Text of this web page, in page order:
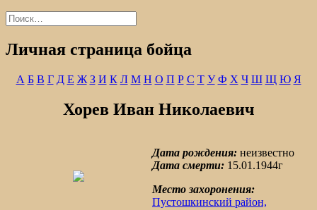
Найти:
Личная страница бойца
А Б В Г Д Е Ж З И К Л М Н О П Р С Т У Ф Х Ч Ш Щ Ю Я
Хорев Иван Николаевич
Дата рождения: неизвестно
Дата смерти: 15.01.1944г
Место захоронения:
Пустошкинский район,